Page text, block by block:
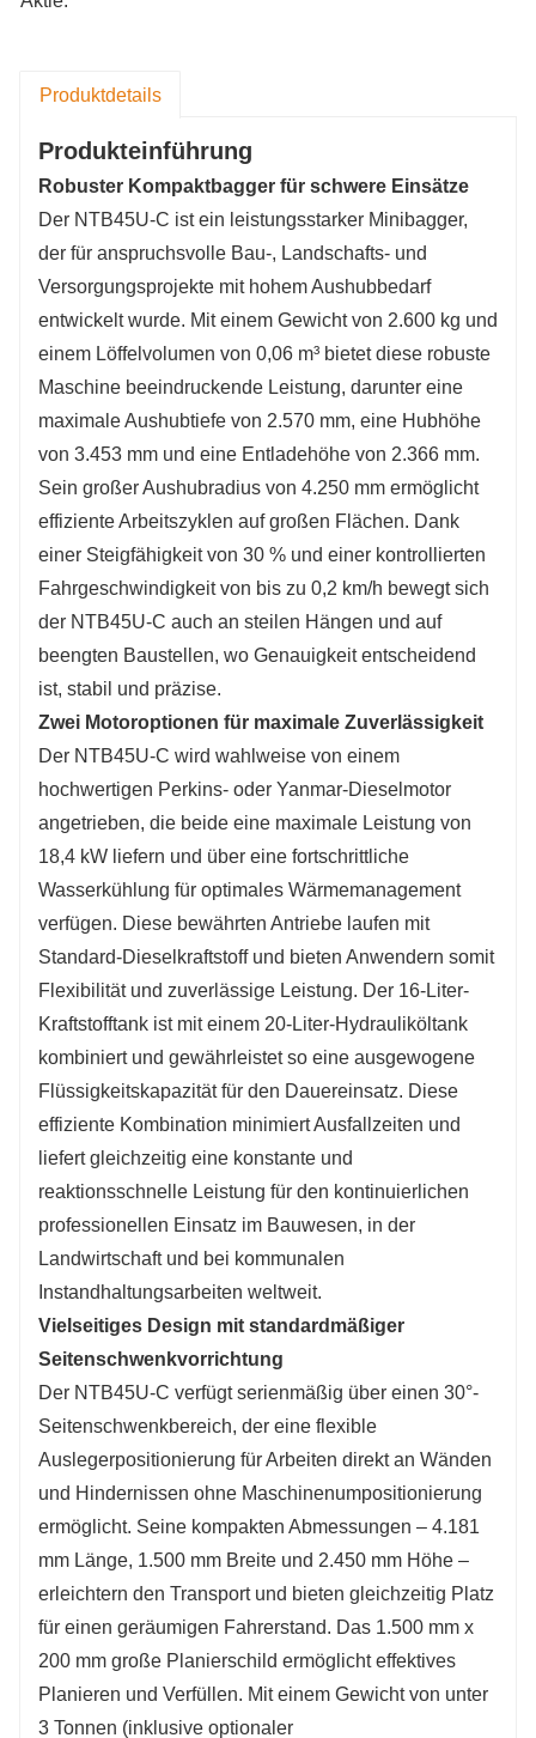
für vielseitige Einsatzmöglichkeiten.
Produktdetails
Produkteinführung
Robuster Kompaktbagger für schwere Einsätze
Der NTB45U-C ist ein leistungsstarker Minibagger,
der für anspruchsvolle Bau-, Landschafts- und
Versorgungsprojekte mit hohem Aushubbedarf
entwickelt wurde. Mit einem Gewicht von 2.600 kg und
einem Löffelvolumen von 0,06 m³ bietet diese robuste
Maschine beeindruckende Leistung, darunter eine
maximale Aushubtiefe von 2.570 mm, eine Hubhöhe
von 3.453 mm und eine Entladehöhe von 2.366 mm.
Sein großer Aushubradius von 4.250 mm ermöglicht
effiziente Arbeitszyklen auf großen Flächen. Dank
einer Steigfähigkeit von 30 % und einer kontrollierten
Fahrgeschwindigkeit von bis zu 0,2 km/h bewegt sich
der NTB45U-C auch an steilen Hängen und auf
beengten Baustellen, wo Genauigkeit entscheidend
ist, stabil und präzise.
Zwei Motoroptionen für maximale Zuverlässigkeit
Der NTB45U-C wird wahlweise von einem
hochwertigen Perkins- oder Yanmar-Dieselmotor
angetrieben, die beide eine maximale Leistung von
18,4 kW liefern und über eine fortschrittliche
Wasserkühlung für optimales Wärmemanagement
verfügen. Diese bewährten Antriebe laufen mit
Standard-Dieselkraftstoff und bieten Anwendern somit
Flexibilität und zuverlässige Leistung. Der 16-Liter-
Kraftstofftank ist mit einem 20-Liter-Hydrauliköltank
kombiniert und gewährleistet so eine ausgewogene
Flüssigkeitskapazität für den Dauereinsatz. Diese
effiziente Kombination minimiert Ausfallzeiten und
liefert gleichzeitig eine konstante und
reaktionsschnelle Leistung für den kontinuierlichen
professionellen Einsatz im Bauwesen, in der
Landwirtschaft und bei kommunalen
Instandhaltungsarbeiten weltweit.
Vielseitiges Design mit standardmäßiger
Seitenschwenkvorrichtung
Der NTB45U-C verfügt serienmäßig über einen 30°-
Seitenschwenkbereich, der eine flexible
Auslegerpositionierung für Arbeiten direkt an Wänden
und Hindernissen ohne Maschinenumpositionierung
ermöglicht. Seine kompakten Abmessungen – 4.181
mm Länge, 1.500 mm Breite und 2.450 mm Höhe –
erleichtern den Transport und bieten gleichzeitig Platz
für einen geräumigen Fahrerstand. Das 1.500 mm x
200 mm große Planierschild ermöglicht effektives
Planieren und Verfüllen. Mit einem Gewicht von unter
3 Tonnen (inklusive optionaler